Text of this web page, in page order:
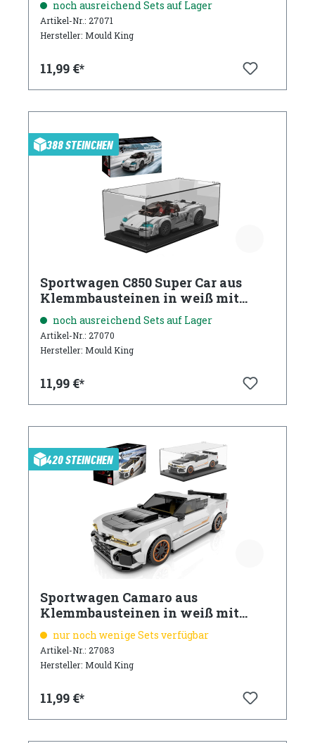
noch ausreichend Sets auf Lager
Artikel-Nr.: 27071
Hersteller: Mould King
11,99 €*
388 STEINCHEN
Sportwagen C850 Super Car aus
Klemmbausteinen in weiß mit
Acryl Vitrine
noch ausreichend Sets auf Lager
Artikel-Nr.: 27070
Hersteller: Mould King
11,99 €*
420 STEINCHEN
Sportwagen Camaro aus
Klemmbausteinen in weiß mit
Acryl Vitrine
nur noch wenige Sets verfügbar
Artikel-Nr.: 27083
Hersteller: Mould King
11,99 €*